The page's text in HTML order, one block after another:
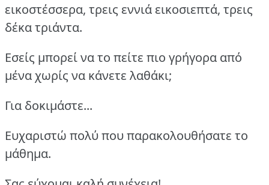
εικοστέσσερα, τρεις εννιά εικοσιεπτά, τρεις
δέκα τριάντα.
Εσείς μπορεί να το πείτε πιο γρήγορα από
μένα χωρίς να κάνετε λαθάκι;
Για δοκιμάστε...
Ευχαριστώ πολύ που παρακολουθήσατε το
μάθημα.